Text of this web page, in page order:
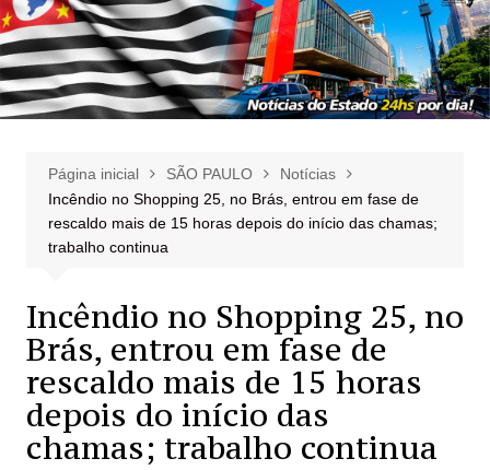
Página inicial SÃO PAULO
Notícias
Incêndio no Shopping 25, no Brás, entrou em fase de
rescaldo mais de 15 horas depois do início das chamas;
trabalho continua
Incêndio no Shopping 25, no
Brás, entrou em fase de
rescaldo mais de 15 horas
depois do início das
chamas; trabalho continua